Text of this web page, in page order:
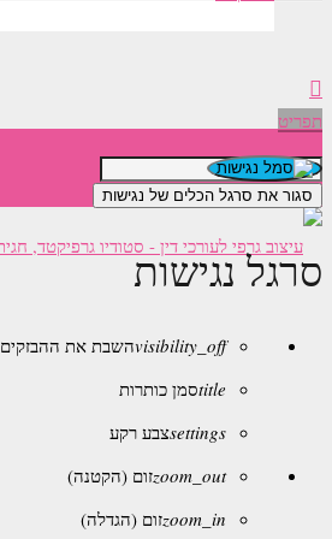
תפריט
סגור את סרגל הכלים של נגישות
סרגל נגישות
visibility_offהשבת את ההבזקים
titleסמן כותרות
settingsצבע רקע
zoom_outזום (הקטנה)
zoom_inזום (הגדלה)